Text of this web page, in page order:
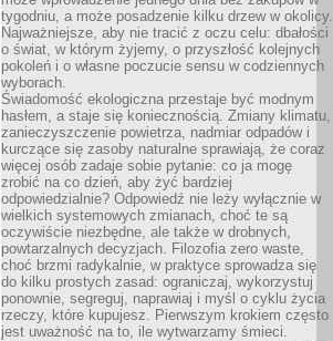
tygodniu, a może posadzenie kilku drzew w okolicy.
Najważniejsze, aby nie tracić z oczu celu: dbałości
o świat, w którym żyjemy, o przyszłość kolejnych
pokoleń i o własne poczucie sensu w codziennych
wyborach.
Świadomość ekologiczna przestaje być modnym
hasłem, a staje się koniecznością. Zmiany klimatu,
zanieczyszczenie powietrza, nadmiar odpadów i
kurczące się zasoby naturalne sprawiają, że coraz
więcej osób zadaje sobie pytanie: co ja mogę
zrobić na co dzień, aby żyć bardziej
odpowiedzialnie? Odpowiedź nie leży wyłącznie w
wielkich systemowych zmianach, choć te są
oczywiście niezbędne, ale także w drobnych,
powtarzalnych decyzjach. Filozofia zero waste,
choć brzmi radykalnie, w praktyce sprowadza się
do kilku prostych zasad: ograniczaj, wykorzystuj
ponownie, segreguj, naprawiaj i myśl o cyklu życia
rzeczy, które kupujesz. Pierwszym krokiem często
jest uważność na to, ile wytwarzamy śmieci.